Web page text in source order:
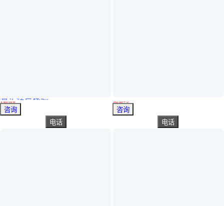
可以直接把鸡粪输送到车上的养鸡场鸡舍外边的斜向清粪机
真实性已核验
￥460.00/米
河北石家庄
咨询
电话
￥62 .00/千克
江苏无锡
咨询
电话